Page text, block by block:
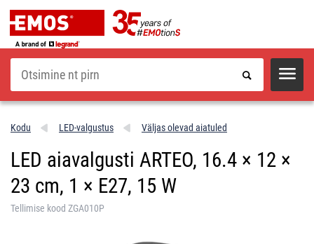
Otsi
Kodu LED-valgustus Väljas olevad aiatuled
LED aiavalgusti ARTEO, 16.4 × 12 ×
23 cm, 1 × E27, 15 W
Tellimise kood ZGA010P